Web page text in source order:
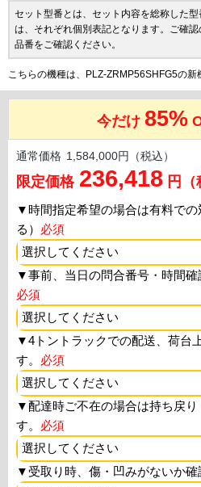
セット型番とは、セット内容を総称した
は、それぞれ個別表記となります。ご確
品番をご確認ください。
こちらの機種は、PLZ-ZRMP56SHFG5の新
今だけ 85%
通常価格 1,584,000円（税込）
限定価格 236,418 円（
▼時間指定希望の場合は有料で
る） 必須
▼事前、当日の問合番号・時間確
必須
▼4トントラックでの配送、荷台
す。 必須
▼配達時ご不在の場合は持ち戻
す。 必須
▼ 受取り時、傷・凹みがないか確